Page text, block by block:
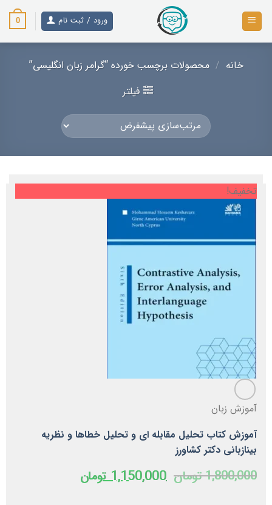
ورود / ثبت نام 0
خانه / محصولات برچسب خورده “گرامر زبان انگلیسی”
فیلتر
تخفیف!
آموزش زبان
آموزش کتاب تحلیل مقابله ای و تحلیل خطاها و نظریه
بینازبانی دکتر کشاورز
1,800,000تومان قیمت
اصلی
1,150,000تومان